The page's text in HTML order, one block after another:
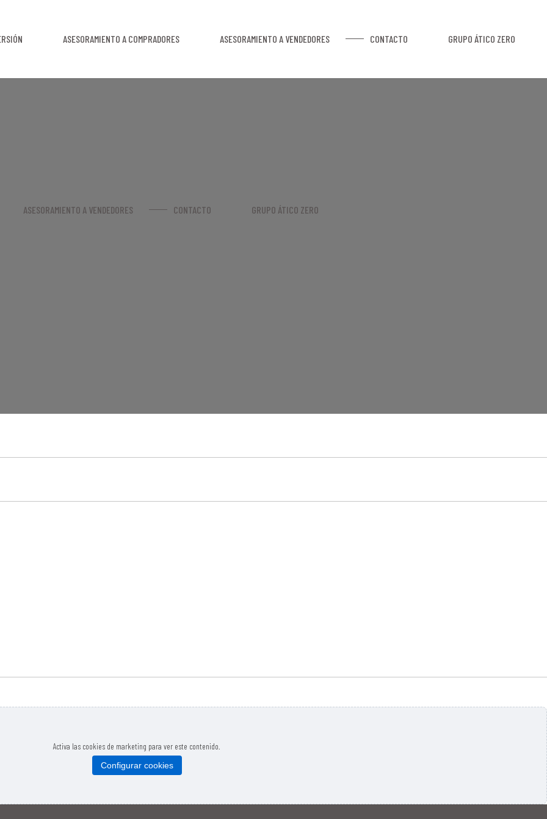
ASESORAMIENTO A COMPRADORES ASESORAMIENTO A VENDEDORES CONTACTO GRUPO ÁTICO ZERO
ASESORAMIENTO A VENDEDORES CONTACTO GRUPO ÁTICO ZERO
Activa las cookies de marketing para ver este contenido.
Configurar cookies